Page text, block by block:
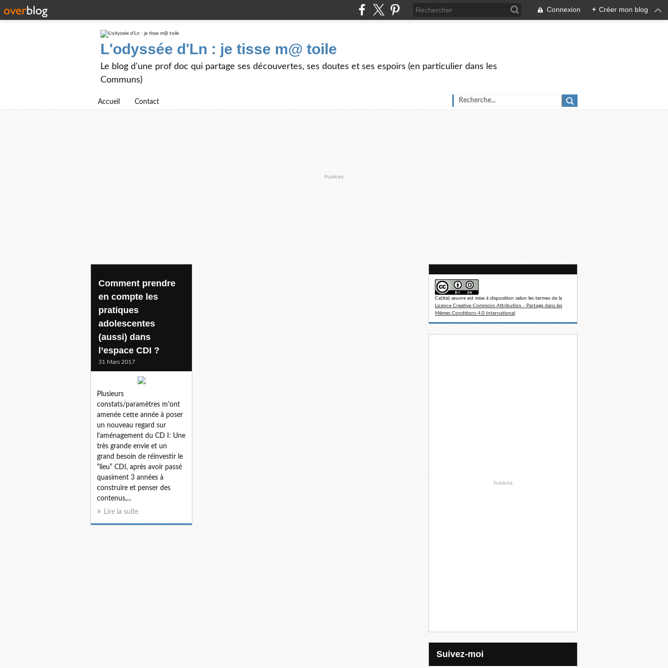
Connexion + Créer mon blog
L'odyssée d'Ln : je tisse m@ toile
Le blog d'une prof doc qui partage ses découvertes, ses doutes et ses espoirs (en particulier dans les
Communs)
Accueil Contact
Publicité
Comment prendre
en compte les
pratiques
adolescentes
(aussi) dans
l’espace CDI ?
31 Mars 2017
Plusieurs
constats/paramètres m'ont
amenée cette année à poser
un nouveau regard sur
l’aménagement du CD I: Une
très grande envie et un
grand besoin de réinvestir le
“lieu” CDI, après avoir passé
quasiment 3 années à
construire et penser des
contenus,...
Lire la suite
Ce(tte) œuvre est mise à disposition selon les termes de la
Licence Creative Commons Attribution - Partage dans les
Mêmes Conditions 4.0 International .
Publicité
Suivez-moi